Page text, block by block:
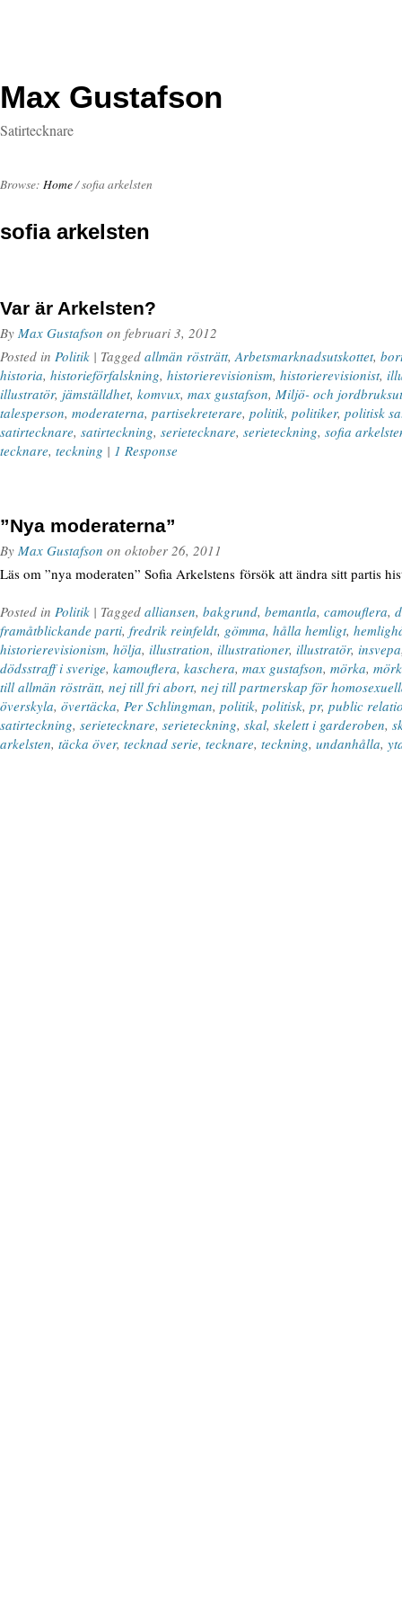
Max Gustafson
Satirtecknare
Browse: Home/sofia arkelsten
sofia arkelsten
Var är Arkelsten?
By Max Gustafson on februari 3, 2012
Posted in Politik | Tagged allmän rösträtt,Arbetsmarknadsutskottet,
historia, historieförfalskning, historierevisionism, historierevisionist,
illustratör, jämställdhet, komvux, max gustafson, Miljö- och
talesperson, moderaterna, partisekreterare, politik, politiker, politisk
satirtecknare, satirteckning, serietecknare, serieteckning, sofia
tecknare, teckning | 1 Response
”Nya moderaterna”
By Max Gustafson on oktober 26, 2011
Läs om ”nya moderaten” Sofia Arkelstens försök att ändra sitt partis
Posted in Politik | Tagged alliansen, bakgrund, bemantla, camouflera,
framåtblickande parti, fredrik reinfeldt, gömma, hålla hemligt,
historierevisionism, hölja, illustration, illustrationer, illustratör, insvepa
dödsstraff i sverige, kamouflera, kaschera, max gustafson, mörka,
till allmän rösträtt, nej till fri abort, nej till partnerskap för
överskyla, övertäcka, Per Schlingman, politik, politisk, pr, public
satirteckning, serietecknare, serieteckning, skal, skelett i garderoben,
arkelsten, täcka över, tecknad serie, tecknare, teckning, undanhålla,